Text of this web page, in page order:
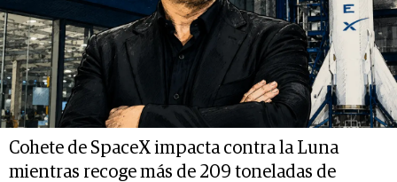
Cohete de SpaceX impacta contra la Luna
mientras recoge más de 209 toneladas de